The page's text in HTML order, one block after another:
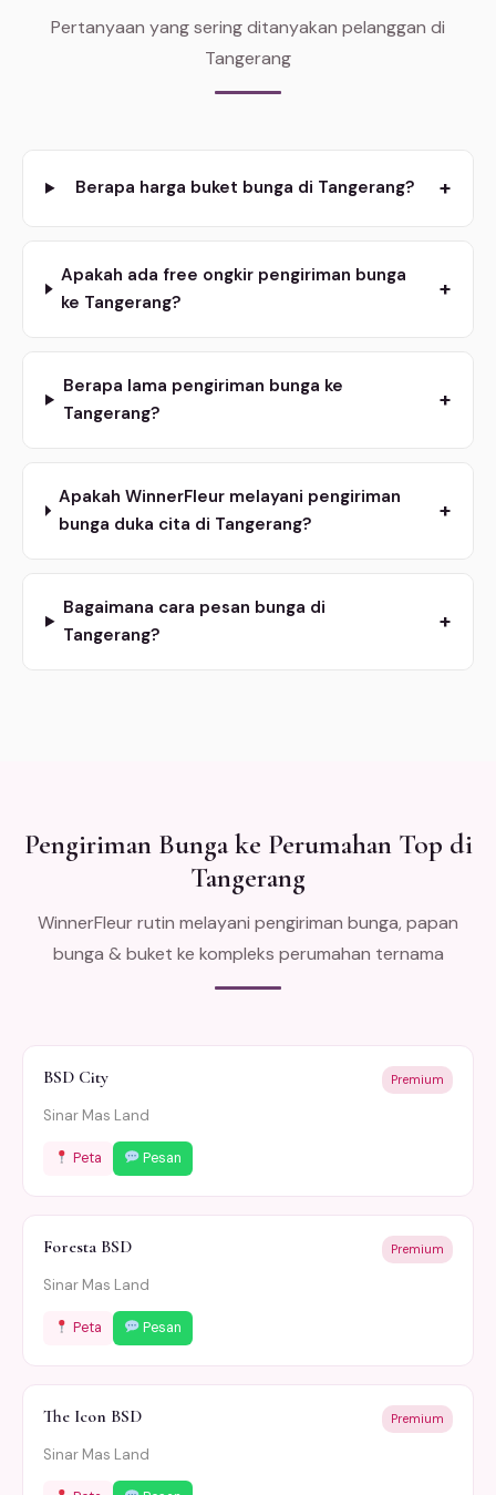
Pertanyaan yang sering ditanyakan pelanggan di
Tangerang
Berapa harga buket bunga di Tangerang? +
Apakah ada free ongkir pengiriman bunga
ke Tangerang?
+
Berapa lama pengiriman bunga ke
Tangerang?
+
Apakah WinnerFleur melayani pengiriman
bunga duka cita di Tangerang?
+
Bagaimana cara pesan bunga di
Tangerang?
+
Pengiriman Bunga ke Perumahan Top di
Tangerang
WinnerFleur rutin melayani pengiriman bunga, papan
bunga & buket ke kompleks perumahan ternama
BSD City Premium
Sinar Mas Land
Peta Pesan
Foresta BSD Premium
Sinar Mas Land
Peta Pesan
The Icon BSD Premium
Sinar Mas Land